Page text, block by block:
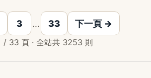
3 … 33 下一頁 →
/ 33 頁 · 全站共 3253 則